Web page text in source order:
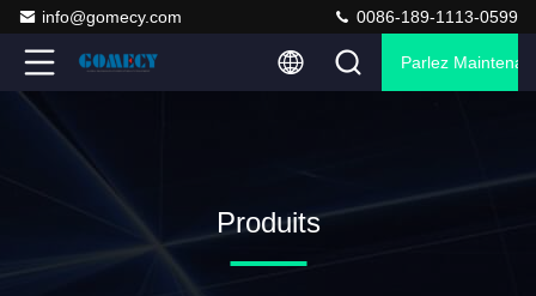
info@gomecy.com 0086-189-1113-0599
Parlez
Produits